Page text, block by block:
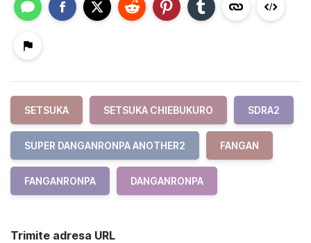
SETSUKA SETSUKA CHIEBUKURO SDRA2
SUPER DANGANRONPA ANOTHER2 FANGAN
FANGANRONPA DANGANRONPA
Trimite adresa URL